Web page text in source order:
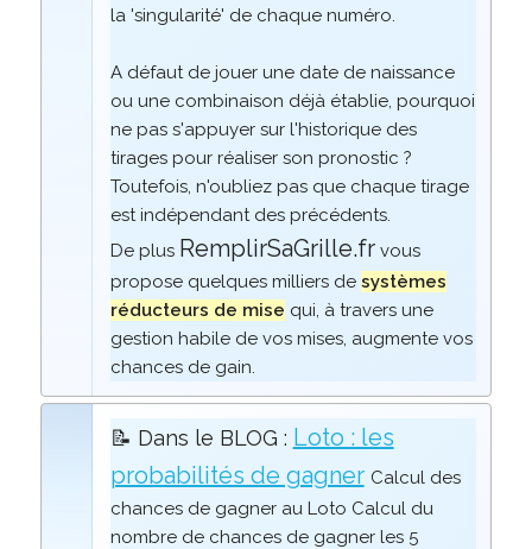
la 'singularité' de chaque numéro.
A défaut de jouer une date de naissance
ou une combinaison déjà établie, pourquoi
ne pas s'appuyer sur l'historique des
tirages pour réaliser son pronostic ?
Toutefois, n'oubliez pas que chaque tirage
est indépendant des précédents.
De plus RemplirSaGrille.frvous
propose quelques milliers de systèmes
réducteurs de mise qui, à travers une
gestion habile de vos mises, augmente vos
chances de gain.
📝 Dans le BLOG : Loto : les
probabilités de gagner Calcul des
chances de gagner au Loto Calcul du
nombre de chances de gagner les 5